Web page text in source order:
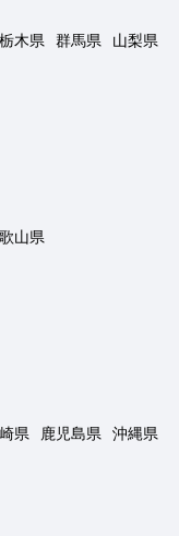
栃木県 群馬県
山梨県
山県
県 鹿児島県 沖縄県